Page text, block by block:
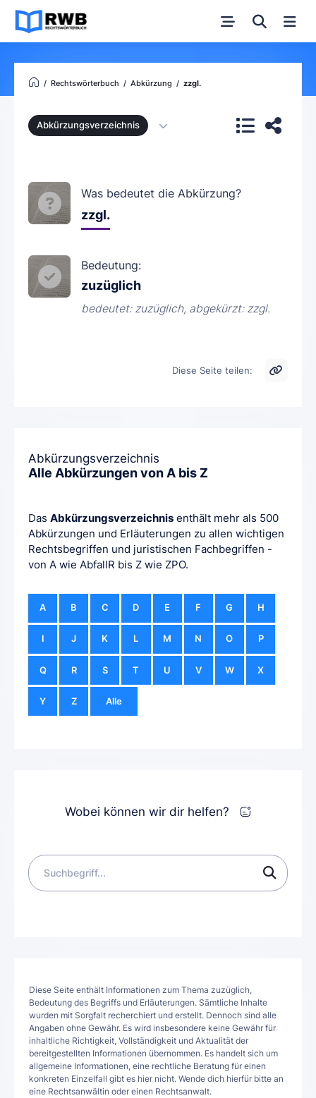
Rechtswörterbuch Abkürzung zzgl.
Abkürzungsverzeichnis
Was bedeutet die Abkürzung?
zzgl.
Bedeutung:
zuzüglich
bedeutet: zuzüglich, abgekürzt: zzgl.
Diese Seite teilen:
Abkürzungsverzeichnis
Alle Abkürzungen von A bis Z
Das Abkürzungsverzeichnis enthält mehr als 500
Abkürzungen und Erläuterungen zu allen wichtigen
Rechtsbegriffen und juristischen Fachbegriffen -
von A wie AbfallR bis Z wie ZPO.
A B C D E F G H
I J K L M N O P
Q R S T U V W X
Y Z Alle
Wobei können wir dir helfen?
Diese Seite enthält Informationen zum Thema zuzüglich,
Bedeutung des Begriffs und Erläuterungen. Sämtliche Inhalte
wurden mit Sorgfalt recherchiert und erstellt. Dennoch sind alle
Angaben ohne Gewähr. Es wird insbesondere keine Gewähr für
inhaltliche Richtigkeit, Vollständigkeit und Aktualität der
bereitgestellten Informationen übernommen. Es handelt sich um
allgemeine Informationen, eine rechtliche Beratung für einen
konkreten Einzelfall gibt es hier nicht. Wende dich hierfür bitte an
eine Rechtsanwältin oder einen Rechtsanwalt.